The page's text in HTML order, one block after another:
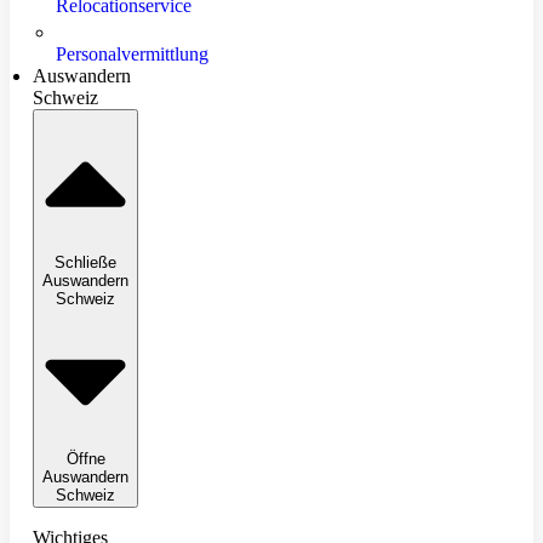
Relocationservice
Personalvermittlung
Auswandern
Schweiz
Schließe
Auswandern
Schweiz
Öffne
Auswandern
Schweiz
Wichtiges